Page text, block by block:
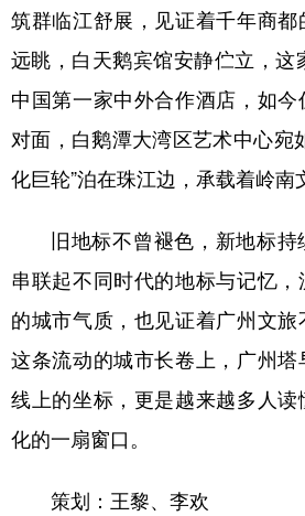
筑群临江舒展，见证着千年商
远眺，白天鹅宾馆安静伫立，这
中国第一家中外合作酒店，如
对面，白鹅潭大湾区艺术中心宛
化巨轮”泊在珠江边，承载着岭南
旧地标不曾褪色，新地标持
串联起不同时代的地标与记忆
的城市气质，也见证着广州文
这条流动的城市长卷上，广州
线上的坐标，更是越来越多人
化的一扇窗口。
策划：王黎、李欢